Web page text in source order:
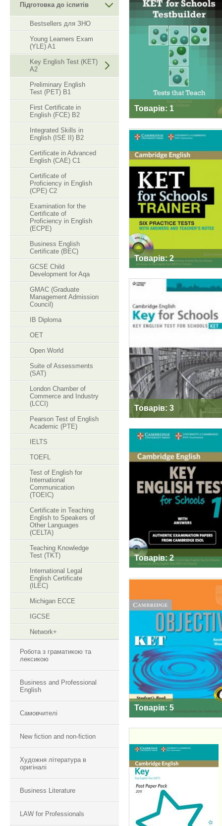
Підготовка до іспитів
Bestsellers для ЗНО
Young Learners Exam
(YLE) A1
Key English Test (KET)
A2
Preliminary English
Test (PET) B1
First Certificate in
English (FCE) B2
Integrated Skills in
English (ISE II) B2
Certificate in Advanced
English (CAE) C1
Certificate of
Proficiency in English
(CPE) C2
Examination for the
Certificate of
Proficiency in English
(ECPE)
Business English
Certificate (BEC)
GCSE Child
Development for Aqa
GMAC (Graduate
Management Admission
Council)
IB Diploma
OET
Open World
Suite of Assessments
(SAT)
London Chamber of
Commerce and Industry
(LCCI)
Pearson Test of English
Academic (PTE)
IELTS
TOEFL
Test of English for
International
Communication
(TOEIC)
Certificate in Teaching
English to Speakers of
Other Languages
(CELTA)
Teaching Knowledge
Test (TKT)
International Legal
English Certificate
(ILEC)
Michigan ECCE
IGCSE
Network+
Робота з граматикою та
лексикою
Business and Professional
English
Самовчителі
New fiction and non-fiction
Художня література в
оригіналі
Business Literature
LAW for Professionals
Товарів: 1
KET FOR
TESTBUILDERS
Товарів: 2
KET FOR
TRAINER
Товарів: 3
PRACTICE TESTS
KET FOR
Товарів: 2
CAMBRIDGE KET
FOR SCHOOLS
Товарів: 5
OBJECTIVE KET
PAST PAPER
PACKSCAMBRIDGE
ENGLISH: KEY 2011
(KET) PAST PAPER
PACK